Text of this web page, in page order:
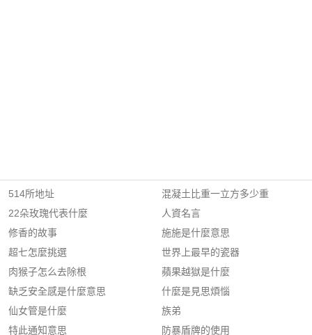
514所地址
22朵玫瑰代表什麼
修香的故事
超七怎麼挑選
肉猴子怎么去除根
缺乏安全感是什麼意思
仙女管是什麼
特此通知意思
混凝土比重一立方多少重
人資名言
施施是什麼意思
世界上最早的瓷器
蘋果越獄是什麼
什麼是見思煩惱
族弟
防暴盾牌的使用